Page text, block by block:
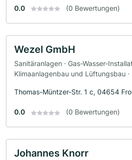
0.0 (0 Bewertungen)
Wezel GmbH
Sanitäranlagen · Gas-Wasser-
Klimaanlagenbau und Lüftungsbau
Thomas-Müntzer-Str. 1 c, 04654
0.0 (0 Bewertungen)
Johannes Knorr